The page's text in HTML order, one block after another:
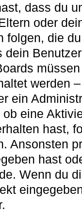
dass du
oder
folgen, die
dein
werden
ein
eine
hast,
Ansonsten
hast
Wenn du